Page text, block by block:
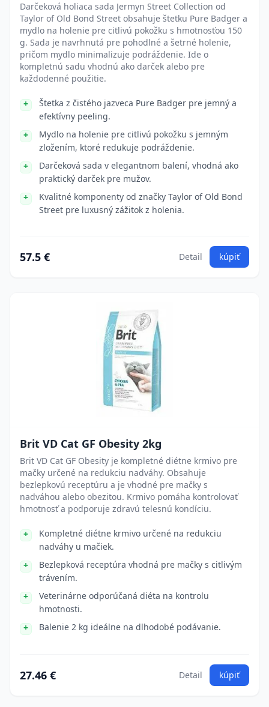
Darčeková holiaca sada Jermyn Street Collection od
Taylor of Old Bond Street obsahuje štetku Pure Badger a
mydlo na holenie pre citlivú pokožku s hmotnosťou 150
g. Sada je navrhnutá pre pohodlné a šetrné holenie,
pričom mydlo minimalizuje podráždenie. Ide o
kompletnú sadu vhodnú ako darček alebo pre
každodenné použitie.
Štetka z čistého jazveca Pure Badger pre jemný a
efektívny peeling.
Mydlo na holenie pre citlivú pokožku s jemným
zložením, ktoré redukuje podráždenie.
Darčeková sada v elegantnom balení, vhodná ako
praktický darček pre mužov.
Kvalitné komponenty od značky Taylor of Old Bond
Street pre luxusný zážitok z holenia.
57.5 € Detail kúpiť
Brit VD Cat GF Obesity 2kg
Brit VD Cat GF Obesity je kompletné diétne krmivo pre
mačky určené na redukciu nadváhy. Obsahuje
bezlepkovú receptúru a je vhodné pre mačky s
nadváhou alebo obezitou. Krmivo pomáha kontrolovať
hmotnosť a podporuje zdravú telesnú kondíciu.
Kompletné diétne krmivo určené na redukciu
nadváhy u mačiek.
Bezlepková receptúra vhodná pre mačky s citlivým
trávením.
Veterinárne odporúčaná diéta na kontrolu
hmotnosti.
Balenie 2 kg ideálne na dlhodobé podávanie.
27.46 € Detail kúpiť